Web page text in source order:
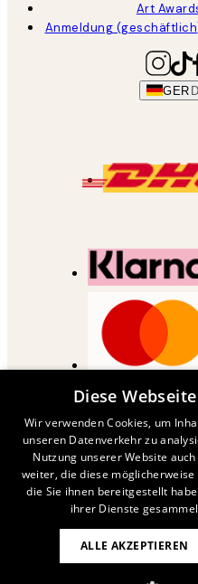
Art
Anmeldung
GER
Diese
Wir verwenden Cookies, um
unseren Datenverkehr zu
Nutzung unserer Website
weiter, die diese
die Sie ihnen bereitgestellt
ihrer Dienste
ALLE AKZEPTIEREN